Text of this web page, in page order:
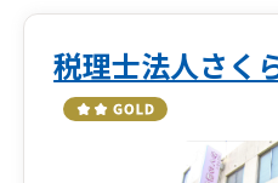
税理士法人さく